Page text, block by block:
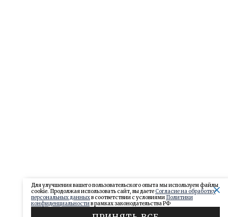
Для улучшения вашего пользовательского опыта мы используем файлы
cookie. Продолжая использовать сайт, вы даетеСогласие на обработку
персональных данныхв соответствии с условиями Политики
конфиденциальностив рамках законодательства РФ